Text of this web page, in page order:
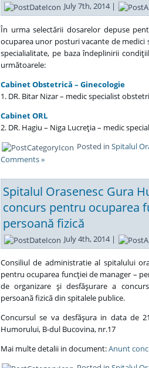
July 7th, 2014 |
În urma selectării dosarelor depuse
ocuparea unor posturi vacante de
specialialitate, pe baza îndeplinirii
următoarele:
Cabinet Obstetrică – Ginecologie
1. DR. Bitar Nizar – medic specialist
Cabinet ORL
2. DR. Hagiu – Niga Lucreţia – medic
Posted in Spitalul
Comments »
Spitalul Orasenesc Gura
concurs pentru ocuparea
persoană fizică
July 4th, 2014 |
Consiliul de administratie al spitalului
pentru ocuparea funcţiei de manager –
de organizare şi desfăşurare a
persoană fizică din spitalele publice.
Concursul se va desfăşura in data de
Humorului, B-dul Bucovina, nr.17
Mai multe detalii in document:Anunt